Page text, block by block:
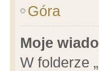
Góra
Moje
W folderze